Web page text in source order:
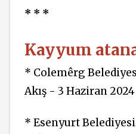
* * *
Kayyum
* Colemêrg
Akış - 3 Haziran 2024
* Esenyurt